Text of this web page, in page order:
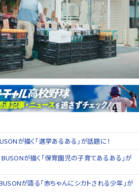
が描く「選挙あるある」が話題に！
BUSONが描く「保育園児の子育てあるある」が
BUSONが語る「赤ちゃんにシカトされる少年」が